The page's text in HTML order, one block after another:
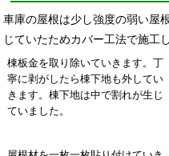
車庫の屋根は少し強度の弱い屋
じていたためカバー工法で施工
棟板金を取り除いていきます。丁
寧に剥がしたら棟下地も外してい
きます。棟下地は中で割れが生じ
ていました。